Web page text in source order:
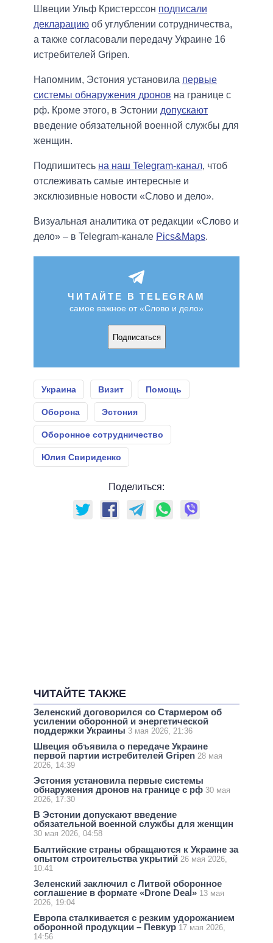
Швеции Ульф Кристерссон подписали
декларацию об углублении сотрудничества,
а также согласовали передачу Украине 16
истребителей Gripen.
Напомним, Эстония установила первые
системы обнаружения дронов на границе с
рф. Кроме этого, в Эстонии допускают
введение обязательной военной службы для
женщин.
Подпишитесь на наш Telegram-канал, чтоб
отслеживать самые интересные и
эксклюзивные новости «Слово и дело».
Визуальная аналитика от редакции «Слово и
дело» – в Telegram-канале Pics&Maps.
ЧИТАЙТЕ В TELEGRAM
самое важное от «Слово и дело»
Подписаться
Украина Визит Помощь
Оборона Эстония
Оборонное сотрудничество
Юлия Свириденко
Поделиться:
ЧИТАЙТЕ ТАКЖЕ
Зеленский договорился со Стармером об
усилении оборонной и энергетической
поддержки Украины 3 мая 2026, 21:36
Швеция объявила о передаче Украине
первой партии истребителей Gripen 28 мая
2026, 14:39
Эстония установила первые системы
обнаружения дронов на границе с рф 30 мая
2026, 17:30
В Эстонии допускают введение
обязательной военной службы для женщин
30 мая 2026, 04:58
Балтийские страны обращаются к Украине за
опытом строительства укрытий 26 мая 2026,
10:41
Зеленский заключил с Литвой оборонное
соглашение в формате «Drone Deal» 13 мая
2026, 19:04
Европа сталкивается с резким удорожанием
оборонной продукции – Певкур 17 мая 2026,
14:56